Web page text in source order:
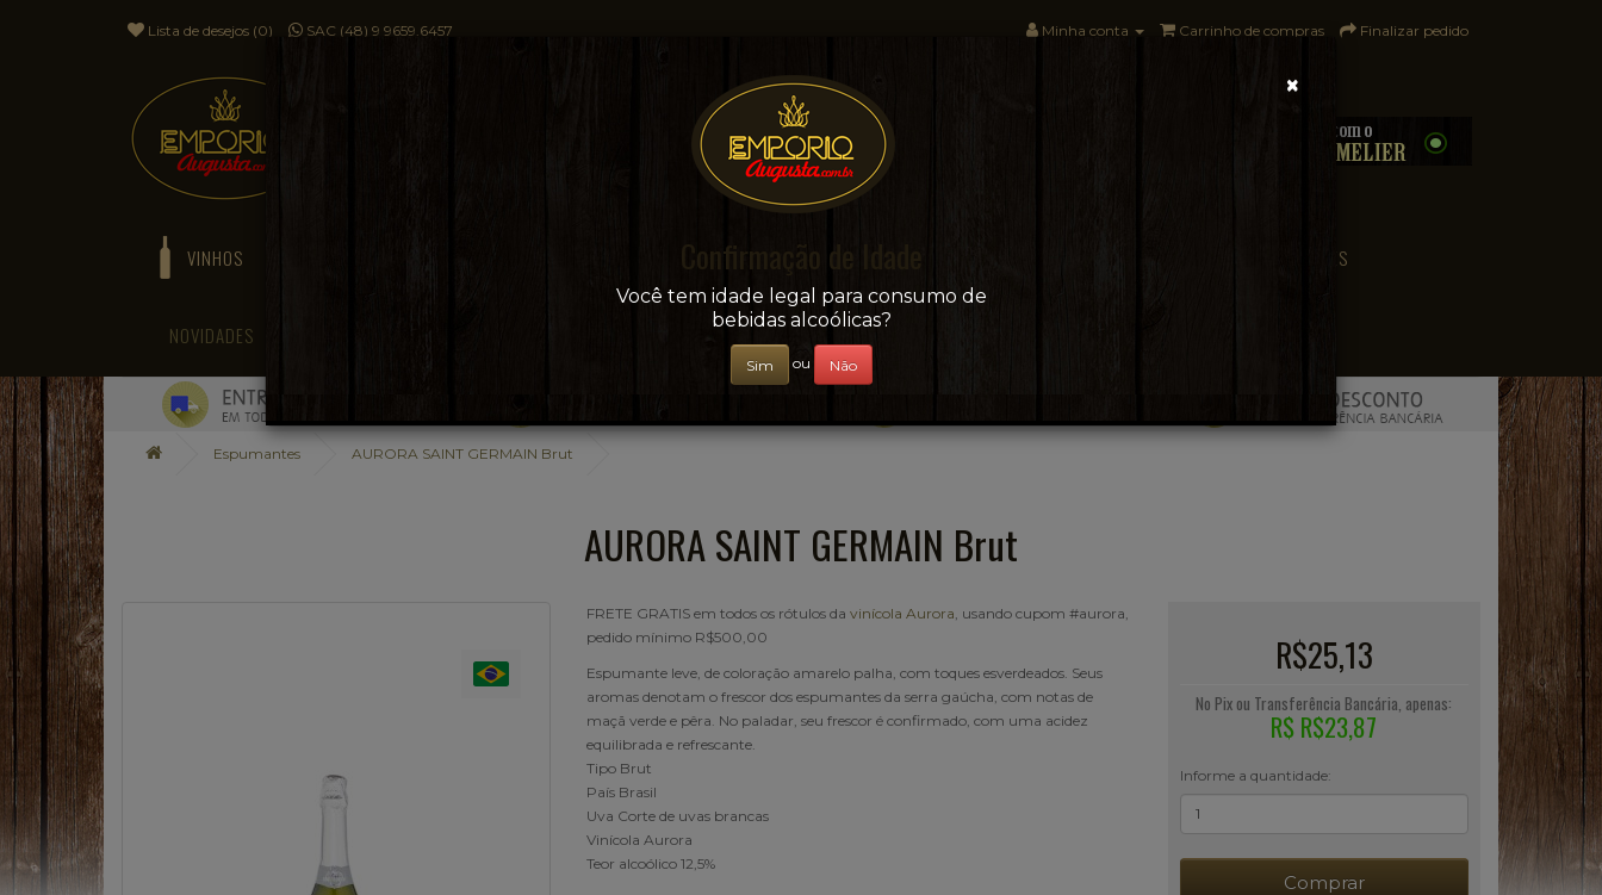
Lista de desejos (0) SAC (48) 9 9659.6457 Minha conta Carrinho de compras Finalizar pedido
Sua conveniência e adega on-line!
VINHOS + BEBIDAS PAÍSES
NOVIDADES
Espumantes AURORA SAINT GERMAIN Brut
AURORA SAINT GERMAIN Brut
FRETE GRATIS em todos os rótulos da vinícola Aurora , usando cupom #aurora,
pedido mínimo R$500,00
Espumante leve, de coloração amarelo palha, com toques esverdeados. Seus
aromas denotam o frescor dos espumantes da serra gaúcha, com notas de
maçã verde e pêra. No paladar, seu frescor é confirmado, com uma acidez
equilibrada e refrescante.
Tipo Brut
País Brasil
Uva Corte de uvas brancas
Vinícola Aurora
Teor alcoólico 12,5%
R$25,13
No Pix ou Transferência Bancária, apenas:
R$ R$23,87
Informe a quantidade:
Comprar
×
Confirmação de Idade
Você tem idade legal para consumo de
bebidas alcoólicas?
Sim ou Não